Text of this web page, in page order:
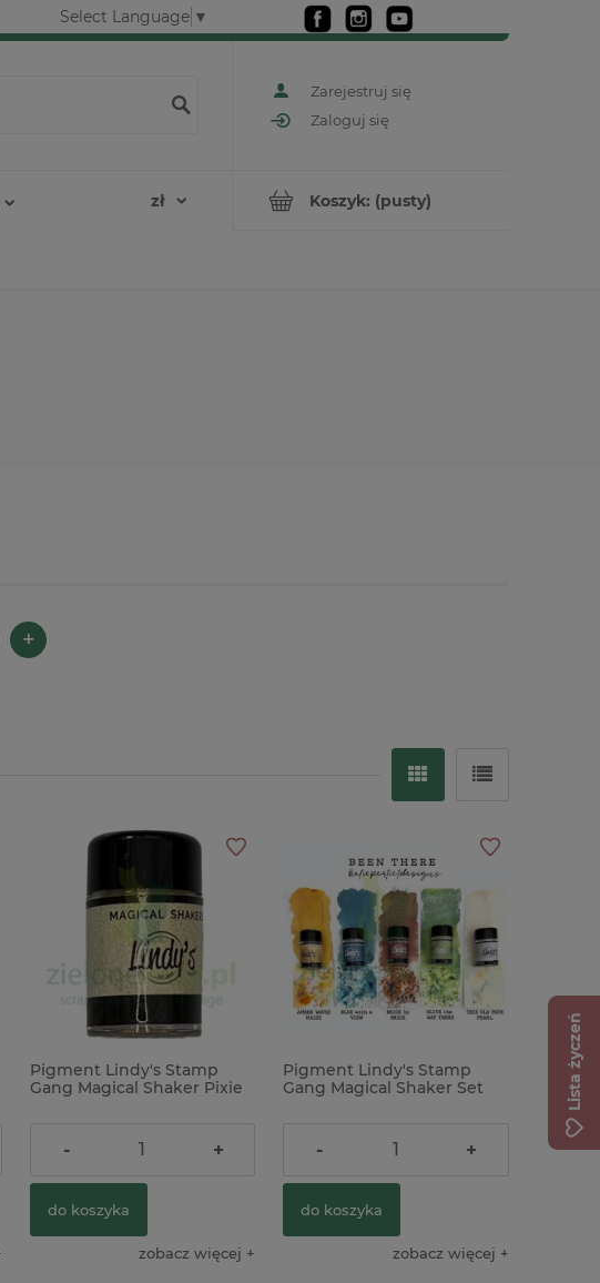
Select Language ▼
Zarejestruj się
Zaloguj się
Koszyk: (pusty)
Stempel Sizzix Wildflower
do koszyka
+
Pigment Lindy's Stamp
Gang Magical Shaker Pixie
24,90 zł
- +
do koszyka
zobacz więcej
Pigment Lindy's Stamp
Gang Magical Shaker Set
139,00 zł
- +
do koszyka
zobacz więcej
Lista życzeń